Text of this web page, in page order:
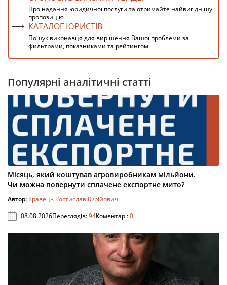
Про надання юридичної послуги та отримайте найвигіднішу
пропозицію
КАТАЛОГ ЮРИСТІВ
Пошук виконавця для вирішення Вашої проблеми за
фильтрами, показниками та рейтингом
Популярні аналітичні статті
Місяць, який коштував агровиробникам мільйони.
Чи можна повернути сплачене експортне мито?
Автор: Кравець Ростислав Юрійович
08.08.2026Переглядів:94Коментарі:0